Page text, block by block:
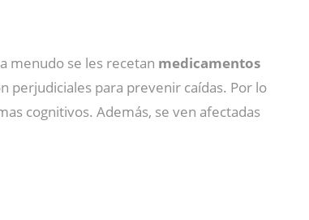
menudo se les recetan medicamentos
perjudiciales para prevenir caídas. Por lo
cognitivos. Además, se ven afectadas